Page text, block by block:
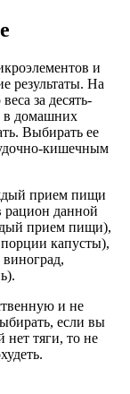
и
результаты. На
за десять-
в домашних
Выбирать ее
кишечным
прием пищи
рацион данной
прием пищи),
капусты),
и не
если вы
нет тяги, то не